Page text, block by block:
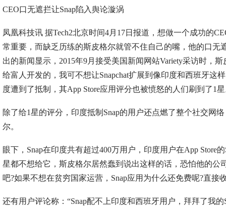
CEO口无遮拦让Snap陷入舆论漩涡
凤凰科技讯 据Tech2北京时间4月17日报道，想做一个成功的
常重要，而缺乏历练的斯皮格尔就管不住自己的嘴，他的口无
出的新闻显示，2015年9月接受美国新闻网站Variety采访时，
给富人开发的，我可不想让Snapchat扩展到像印度和西班牙这
度遭到了抵制，其App Store应用评分也被愤怒的人们刷到了1
除了给1星的评分，印度抵制Snap的用户还点燃了整个社交网
尔。
眼下，Snap在印度共有超过400万用户，印度用户在App Store
星都不想给它，斯皮格尔居然蠢到说出这样的话，恐怕他的公
吧?如果不想在贫穷国家运营，Snap应用为什么还免费呢?直接
还有用户评论称：“Snap配不上印度和西班牙用户，拜拜了我的